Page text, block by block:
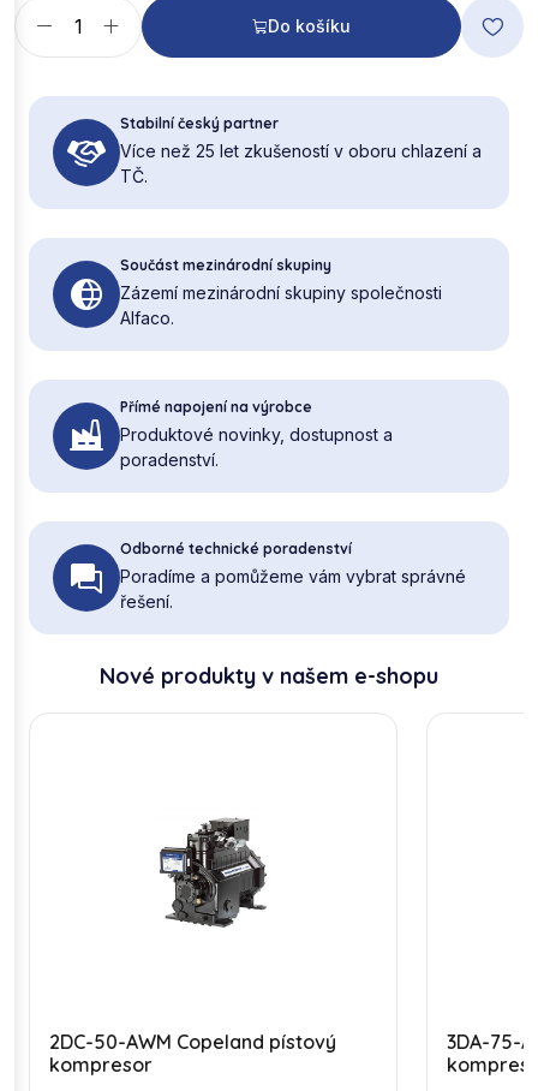
Do košíku
Stabilní český partner
Více než 25 let zkušeností v oboru chlazení a
TČ.
Součást mezinárodní skupiny
Zázemí mezinárodní skupiny společnosti
Alfaco.
Přímé napojení na výrobce
Produktové novinky, dostupnost a
poradenství.
Odborné technické poradenství
Poradíme a pomůžeme vám vybrat správné
řešení.
Nové produkty v našem e-shopu
2DC-50-AWM Copeland pístový
kompresor
3DA-75-